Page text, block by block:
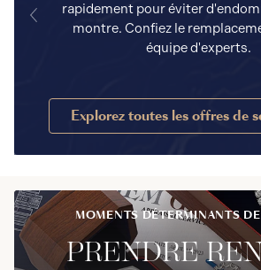
rapidement pour éviter
montre. Confiez le
équipe d'experts.
Explorez toutes les offres de
MOMENTS DÉTERMINANTS
PRENDRE